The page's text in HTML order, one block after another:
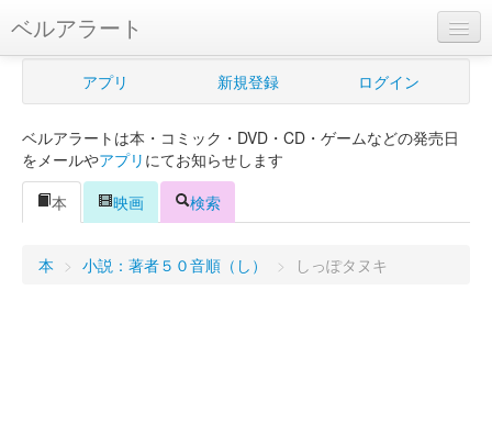
ベルアラート
ベルアラートとは
新規登録
ログイン
アプリ 新規登録 ログイン
ベルアラートは本・コミック・DVD・CD・ゲームなどの発売日
をメールやアプリ にてお知らせします
本
映画 検索
本 > 小説：著者５０音順（し） > しっぽタヌキ